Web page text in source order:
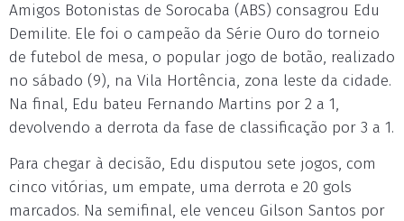
Amigos Botonistas de Sorocaba (ABS) consagrou Edu
Demilite. Ele foi o campeão da Série Ouro do torneio
de futebol de mesa, o popular jogo de botão, realizado
no sábado (9), na Vila Hortência, zona leste da cidade.
Na final, Edu bateu Fernando Martins por 2 a 1,
devolvendo a derrota da fase de classificação por 3 a 1.
Para chegar à decisão, Edu disputou sete jogos, com
cinco vitórias, um empate, uma derrota e 20 gols
marcados. Na semifinal, ele venceu Gilson Santos por